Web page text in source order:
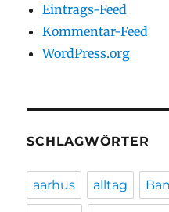
Eintrags-Feed
Kommentar-Feed
WordPress.org
SCHLAGWÖRTER
aarhus alltag